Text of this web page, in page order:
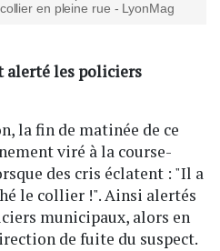
en pleine rue - LyonMag
alerté les policiers
la fin de matinée de ce
viré à la course-
des cris éclatent : "Il a
le collier !". Ainsi alertés
municipaux, alors en
de fuite du suspect.